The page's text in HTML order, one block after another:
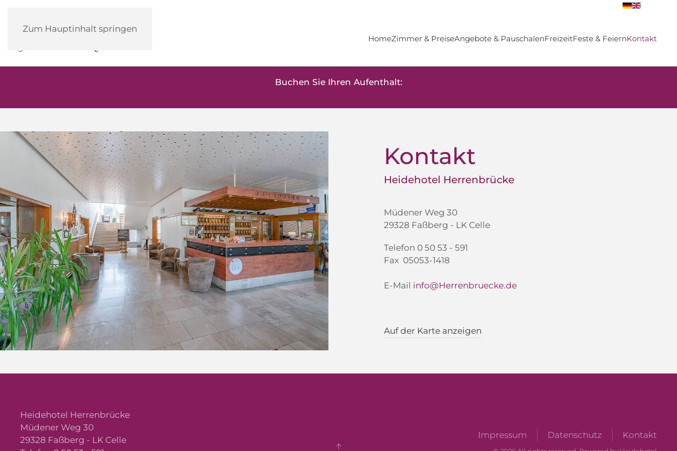
Zum Hauptinhalt springen
Heidehotel
Herrenbrücke HomeZimmer & PreiseAngebote & PauschalenFreizeitFeste & FeiernKontakt
Buchen Sie Ihren Aufenthalt:
Kontakt
Heidehotel Herrenbrücke
Müdener Weg 30
29328 Faßberg - LK Celle
Telefon 0 50 53 - 591
Fax 05053-1418
E-Mail info@Herrenbruecke.de
Auf der Karte anzeigen
Heidehotel Herrenbrücke
Müdener Weg 30
29328 Faßberg - LK Celle
Impressum Datenschutz Kontakt